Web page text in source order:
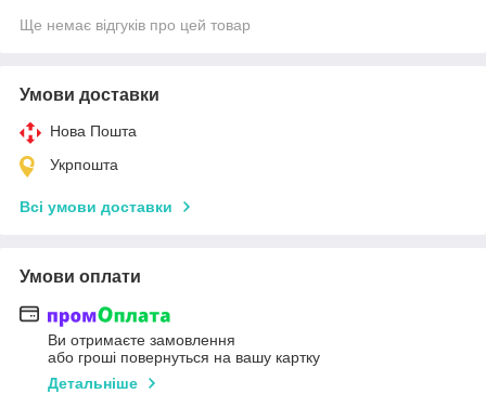
Ще немає відгуків про цей товар
Умови доставки
Нова Пошта
Укрпошта
Всі умови доставки
Умови оплати
Ви отримаєте замовлення
або гроші повернуться на вашу картку
Детальніше